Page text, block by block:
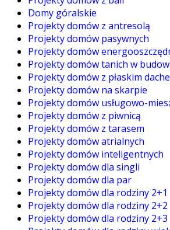
Domy góralskie
Projekty domów z antresolą
Projekty domów pasywnych
Projekty domów
Projekty domów tanich w
Projekty domów z płaskim
Projekty domów na skarpie
Projekty domów usługowo-
Projekty domów z piwnicą
Projekty domów z tarasem
Projekty domów atrialnych
Projekty domów inteligentnych
Projekty domów dla singli
Projekty domów dla par
Projekty domów dla rodziny 2+1
Projekty domów dla rodziny 2+2
Projekty domów dla rodziny 2+3